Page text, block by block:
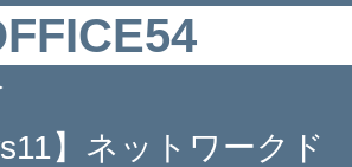
】ネットワークド